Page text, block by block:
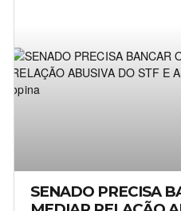
SENADO PRECISA